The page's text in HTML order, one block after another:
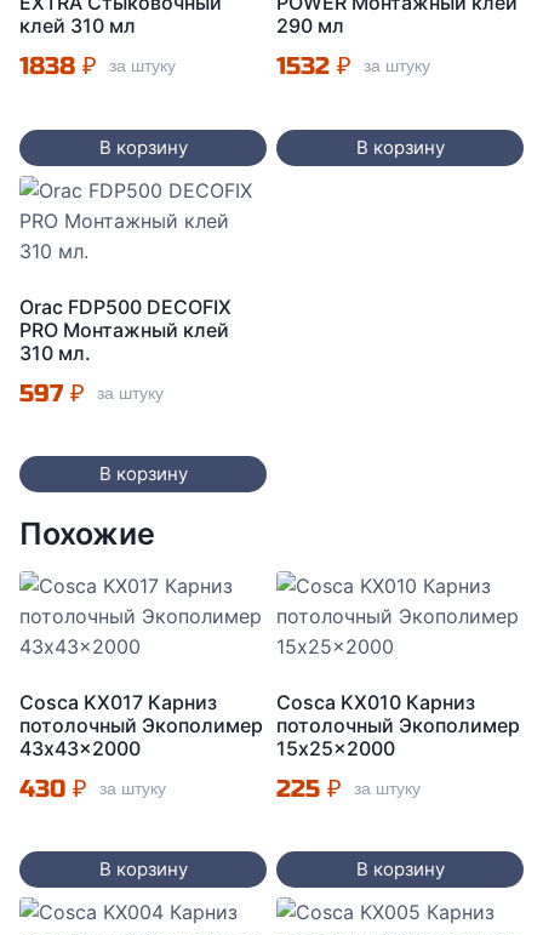
клей 310 мл
1838 ₽ за штуку
В корзину
290 мл
1532 ₽ за штуку
В корзину
Orac FDP500 DECOFIX
PRO Монтажный клей
310 мл.
597 ₽ за штуку
В корзину
Похожие
Cosca KX017 Карниз
потолочный Экополимер
43x43x2000
430 ₽ за штуку
В корзину
Cosca KX010 Карниз
потолочный Экополимер
15x25x2000
225 ₽ за штуку
В корзину